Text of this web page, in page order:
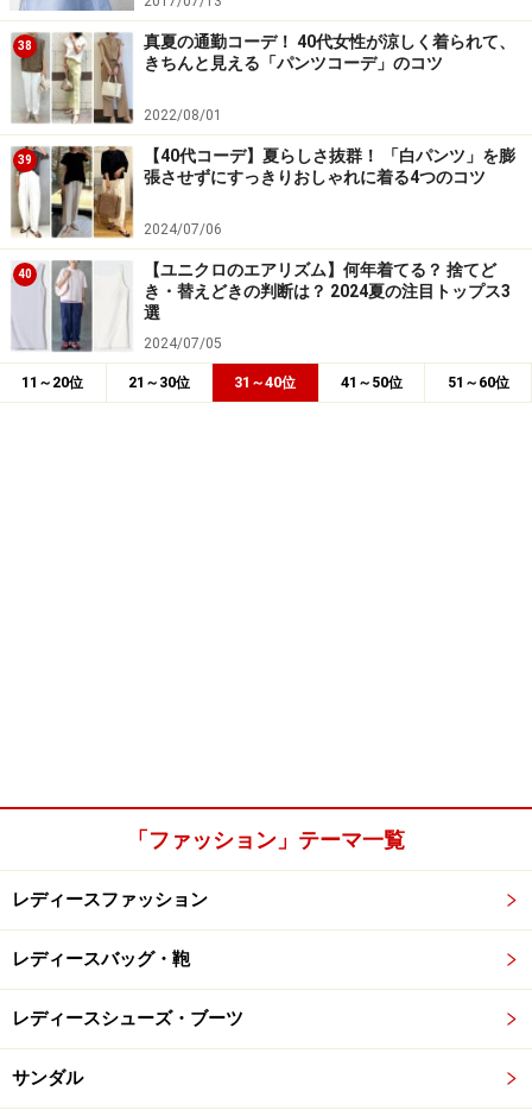
38
真夏の通勤コーデ！ 40代女性が涼しく着られて、
きちんと見える「パンツコーデ」のコツ
2022/08/01
39
【40代コーデ】夏らしさ抜群！ 「白パンツ」を膨
張させずにすっきりおしゃれに着る4つのコツ
2024/07/06
40
【ユニクロのエアリズム】何年着てる？ 捨てど
き・替えどきの判断は？ 2024夏の注目トップス3
選
2024/07/05
11～20位 21～30位 31～40位 41～50位 51～60位
「ファッション」テーマ一覧
レディースファッション
レディースバッグ・鞄
レディースシューズ・ブーツ
サンダル